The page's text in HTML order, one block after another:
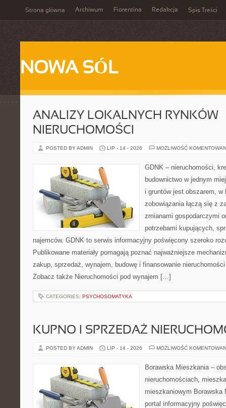
Strona główna Archiwum Fiorentina Redakcja Spis Treści
NOWA SÓL
ANALIZY LOKALNYCH RYNKÓW
NIERUCHOMOŚCI
POSTED BY ADMIN LIP - 14 - 2026 MOŻLIWOŚĆ
GDNK – nieruchomości,
budownictwo w jednym
i gruntów jest obszarem, w
zobowiązania łączą się z
zmianami gospodarczymi
potrzebami kupujących,
najemców. GDNK to serwis informacyjny poświęcony szeroko
Publikowane materiały pomagają poznać najważniejsze
zakup, sprzedaż, wynajem, budowę i finansowanie
Zobacz także Nieruchomości pod wynajem […]
CATEGORIES: PSYCHOSOMATYKA
KUPNO I SPRZEDAŻ
POSTED BY ADMIN LIP - 14 - 2026 MOŻLIWOŚĆ
Borawska Mieszkania –
nieruchomościach,
mieszkaniowym Borawska
portal informacyjny